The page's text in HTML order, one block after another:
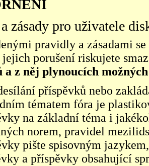
zásady pro uživatele
pravidly a zásadami
porušení riskujete
a z něj plynoucích
příspěvků nebo
tématem fóra je
na základní téma i
norem, pravidel
pište spisovným
a příspěvky obsahující